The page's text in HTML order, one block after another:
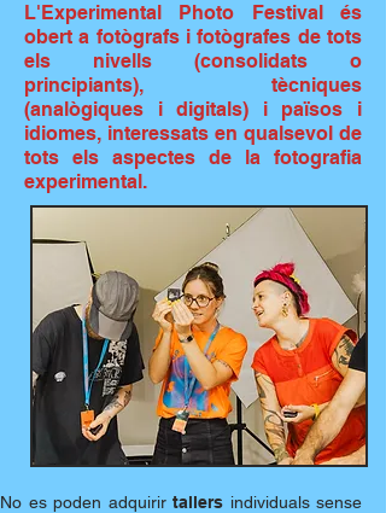
L'Experimental Photo Festival és
obert a fotògrafs i fotògrafes de tots
els nivells (consolidats o
principiants), tècniques
(analògiques i digitals) i països i
idiomes, interessats en qualsevol de
tots els aspectes de la fotografia
experimental.
No es poden adquirir tallers individuals sense